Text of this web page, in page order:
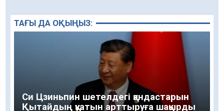
ТАҒЫ ДА ОҚЫҢЫЗ:
Си Цзиньпин шетелдегі қандастарын
Қытайдың қуатын арттыруға шақырды